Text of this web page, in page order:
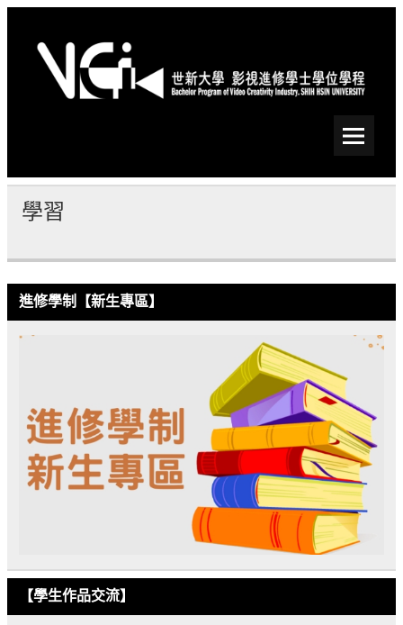
Skip
世新大學影視進修學士學
學習
進修學制【新生專區】
【學生作品交流】